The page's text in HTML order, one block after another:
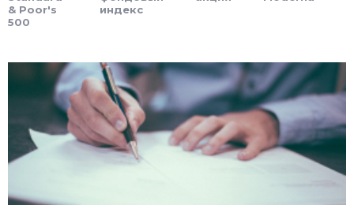
& Poor's
500
индекс